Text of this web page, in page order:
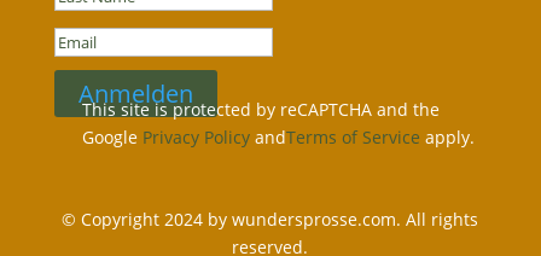
Anmelden
This site is protected by reCAPTCHA and the
Google Privacy PolicyandTerms of Service apply.
© Copyright 2024 by wundersprosse.com. All rights
reserved.